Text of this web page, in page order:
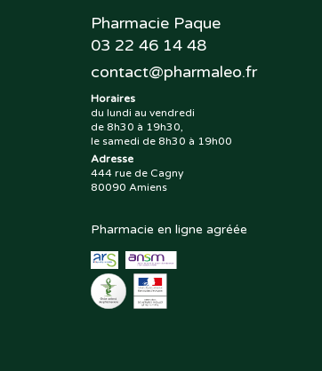
Pharmacie Paque
03 22 46 14 48
contact@pharmaleo.fr
Horaires
du lundi au vendredi
de 8h30 à 19h30,
le samedi de 8h30 à 19h00
Adresse
444 rue de Cagny
80090 Amiens
Pharmacie en ligne agréée